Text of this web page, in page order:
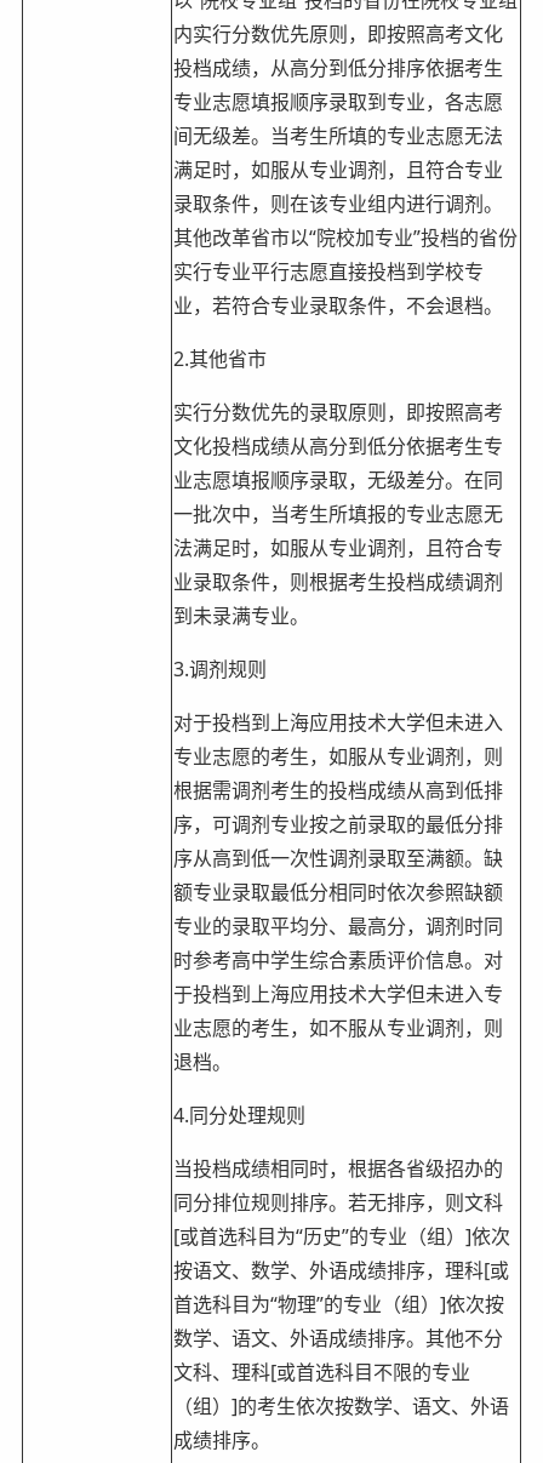
内实行分数优先原则，即按照高考文化
投档成绩，从高分到低分排序依据考生
专业志愿填报顺序录取到专业，各志愿
间无级差。当考生所填的专业志愿无法
满足时，如服从专业调剂，且符合专业
录取条件，则在该专业组内进行调剂。
其他改革省市以“院校加专业”投档的省份
实行专业平行志愿直接投档到学校专
业，若符合专业录取条件，不会退档。
2.其他省市
实行分数优先的录取原则，即按照高考
文化投档成绩从高分到低分依据考生专
业志愿填报顺序录取，无级差分。在同
一批次中，当考生所填报的专业志愿无
法满足时，如服从专业调剂，且符合专
业录取条件，则根据考生投档成绩调剂
到未录满专业。
3.调剂规则
对于投档到上海应用技术大学但未进入
专业志愿的考生，如服从专业调剂，则
根据需调剂考生的投档成绩从高到低排
序，可调剂专业按之前录取的最低分排
序从高到低一次性调剂录取至满额。缺
额专业录取最低分相同时依次参照缺额
专业的录取平均分、最高分，调剂时同
时参考高中学生综合素质评价信息。对
于投档到上海应用技术大学但未进入专
业志愿的考生，如不服从专业调剂，则
退档。
4.同分处理规则
当投档成绩相同时，根据各省级招办的
同分排位规则排序。若无排序，则文科
[或首选科目为“历史”的专业（组）]依次
按语文、数学、外语成绩排序，理科[或
首选科目为“物理”的专业（组）]依次按
数学、语文、外语成绩排序。其他不分
文科、理科[或首选科目不限的专业
（组）]的考生依次按数学、语文、外语
成绩排序。